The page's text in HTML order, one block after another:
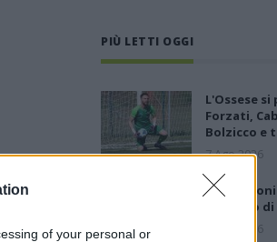
of your personal or
PIÙ LETTI OGGI
L'Ossese
Forzati,
Bolzicco e
7 Ago 2026
Per
spiraglio
7 Ago 2026